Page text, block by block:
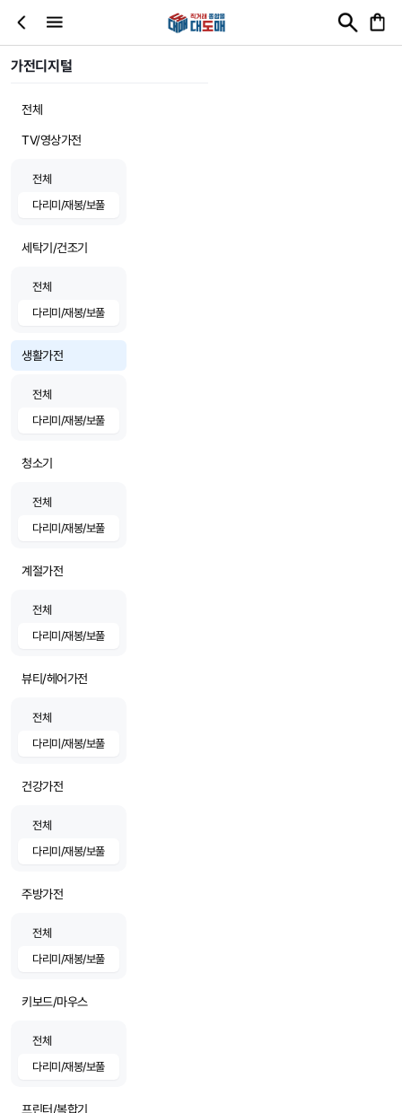
가전디지털
전체
TV/영상가전
전체
다리미/재봉/보풀
세탁기/건조기
전체
다리미/재봉/보풀
생활가전
전체
다리미/재봉/보풀
청소기
전체
다리미/재봉/보풀
계절가전
전체
다리미/재봉/보풀
뷰티/헤어가전
전체
다리미/재봉/보풀
건강가전
전체
다리미/재봉/보풀
주방가전
전체
다리미/재봉/보풀
키보드/마우스
전체
다리미/재봉/보풀
프린터/복합기